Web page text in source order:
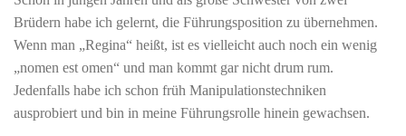
Brüdern habe ich gelernt, die Führungsposition zu übernehmen.
Wenn man „Regina“ heißt, ist es vielleicht auch noch ein wenig
„nomen est omen“ und man kommt gar nicht drum rum.
Jedenfalls habe ich schon früh Manipulationstechniken
ausprobiert und bin in meine Führungsrolle hinein gewachsen.